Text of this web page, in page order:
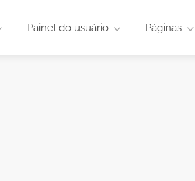
Painel do usuário Páginas